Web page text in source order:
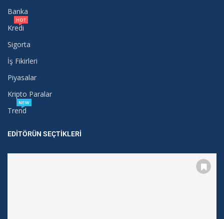
Banka
Kredi
HOT
Sigorta
İş Fikirleri
Piyasalar
Kripto Paralar
Trend
NEW
EDITÖRÜN SEÇTIKLERI